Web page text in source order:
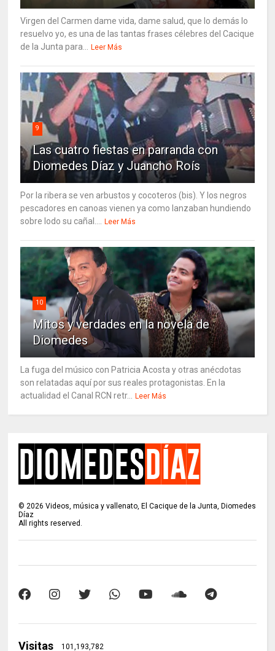
Virgen del Carmen dame vida, dame salud, que lo demás lo
resuelvo yo, es una de las tantas frases célebres del Cacique
de la Junta para... Leer Más
9
Las cuatro fiestas en parranda con
Diomedes Díaz y Juancho Roís
Por la ribera se ven arbustos y cocoteros (bis). Y los negros
pescadores en canoas vienen ya como lanzaban hundiendo
sobre lodo su cañal.... Leer Más
10
Mitos y verdades en la novela de
Diomedes
La fuga del músico con Patricia Acosta y otras anécdotas
son relatadas aquí por sus reales protagonistas. En la
actualidad el Canal RCN retr... Leer Más
©2026 Videos, música y vallenato, El Cacique de la Junta, Diomedes
Díaz
All rights reserved.
Visitas 101,193,782